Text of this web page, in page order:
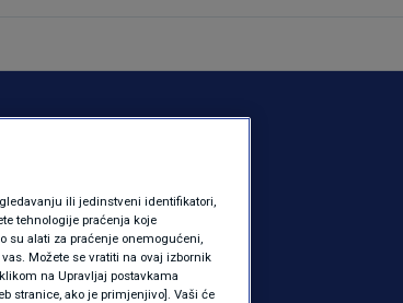
ili jedinstveni identifikatori,
tehnologije praćenja koje
su alati za praćenje onemogućeni,
Možete se vratiti na ovaj izbornik
na Upravljaj postavkama
stranice, ako je primjenjivo]. Vaši će